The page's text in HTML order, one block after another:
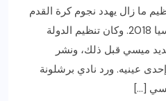
ما زال يهدد نجوم كرة القدم
قبل كأس العالم في روسيا 2018. وكان تنظيم الدولة
ميسي قبل ذلك، ونشر
عينيه. ورد نادي برشلونة
[…]